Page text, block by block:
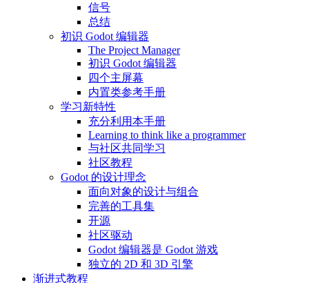
信号
总结
初识 Godot 编辑器
The Project Manager
初识 Godot 编辑器
四个主屏幕
内置类参考手册
学习新特性
充分利用本手册
Learning to think like a programmer
与社区共同学习
社区教程
Godot 的设计理念
面向对象的设计与组合
完善的工具集
开源
社区驱动
Godot 编辑器是 Godot 游戏
独立的 2D 和 3D 引擎
渐进式教程